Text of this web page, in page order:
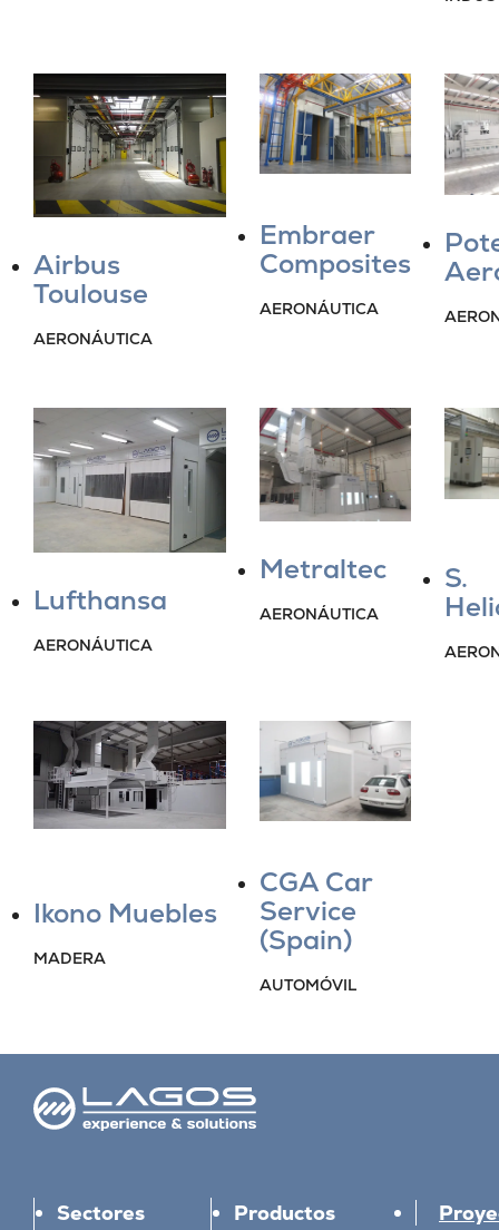
Airbus
Toulouse
AERONÁUTICA
Embraer
Composites
AERONÁUTICA
Lufthansa
AERONÁUTICA
Metraltec
AERONÁUTICA
S.
Ikono Muebles
MADERA
CGA Car
Service
(Spain)
AUTOMÓVIL
Sectores
Productos